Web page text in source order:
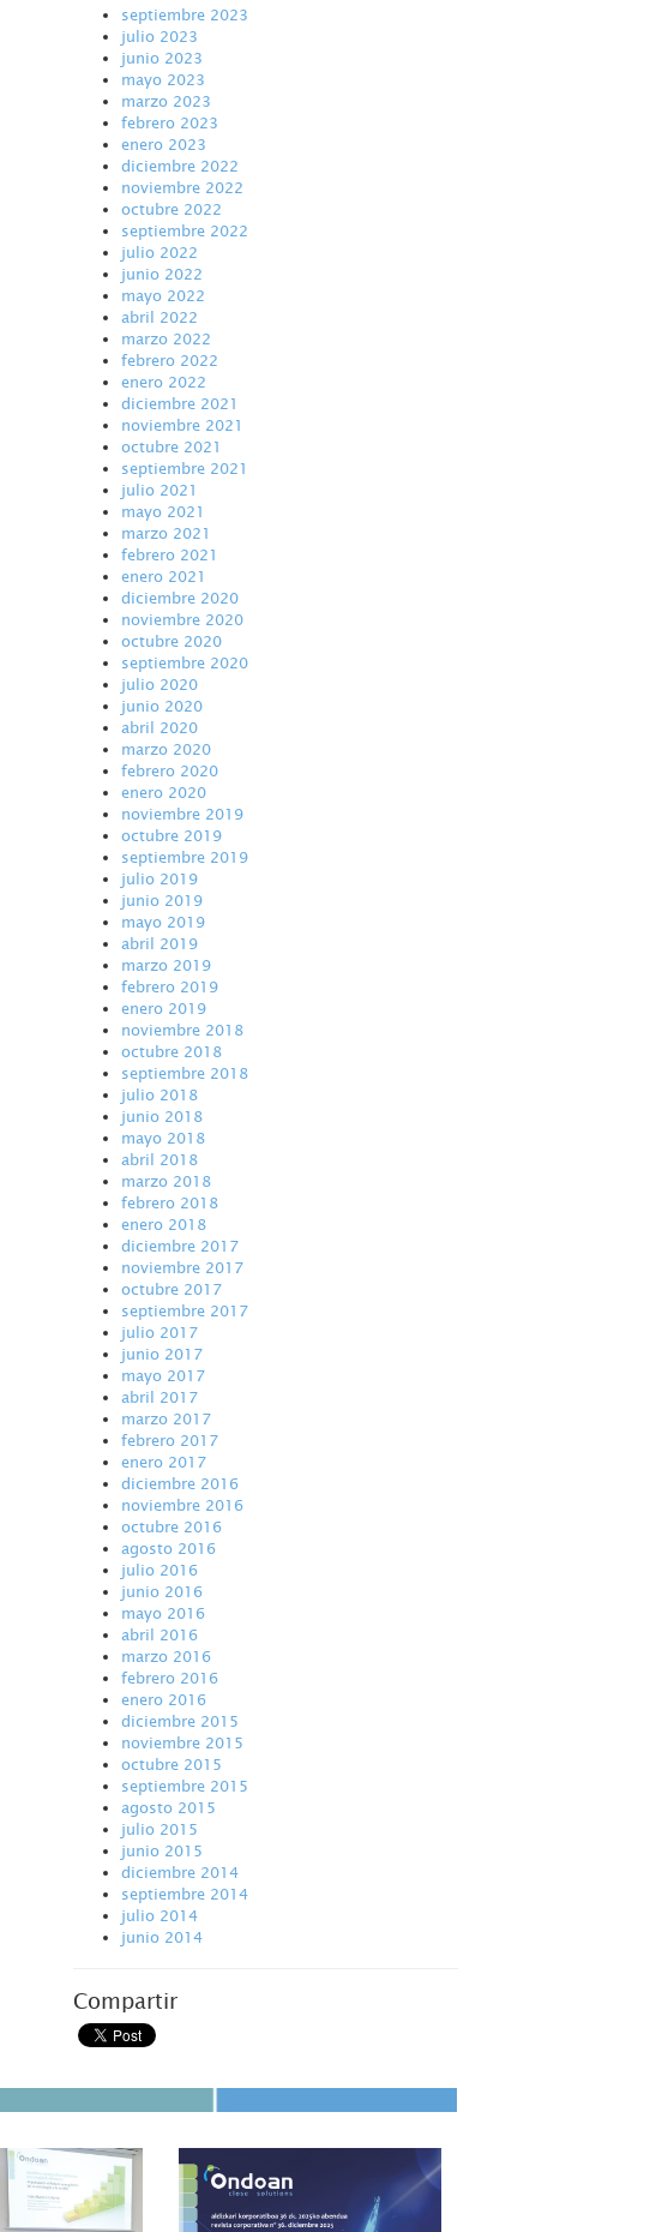
septiembre 2023
julio 2023
junio 2023
mayo 2023
marzo 2023
febrero 2023
enero 2023
diciembre 2022
noviembre 2022
octubre 2022
septiembre 2022
julio 2022
junio 2022
mayo 2022
abril 2022
marzo 2022
febrero 2022
enero 2022
diciembre 2021
noviembre 2021
octubre 2021
septiembre 2021
julio 2021
mayo 2021
marzo 2021
febrero 2021
enero 2021
diciembre 2020
noviembre 2020
octubre 2020
septiembre 2020
julio 2020
junio 2020
abril 2020
marzo 2020
febrero 2020
enero 2020
noviembre 2019
octubre 2019
septiembre 2019
julio 2019
junio 2019
mayo 2019
abril 2019
marzo 2019
febrero 2019
enero 2019
noviembre 2018
octubre 2018
septiembre 2018
julio 2018
junio 2018
mayo 2018
abril 2018
marzo 2018
febrero 2018
enero 2018
diciembre 2017
noviembre 2017
octubre 2017
septiembre 2017
julio 2017
junio 2017
mayo 2017
abril 2017
marzo 2017
febrero 2017
enero 2017
diciembre 2016
noviembre 2016
octubre 2016
agosto 2016
julio 2016
junio 2016
mayo 2016
abril 2016
marzo 2016
febrero 2016
enero 2016
diciembre 2015
noviembre 2015
octubre 2015
septiembre 2015
agosto 2015
julio 2015
junio 2015
diciembre 2014
septiembre 2014
julio 2014
junio 2014
Compartir